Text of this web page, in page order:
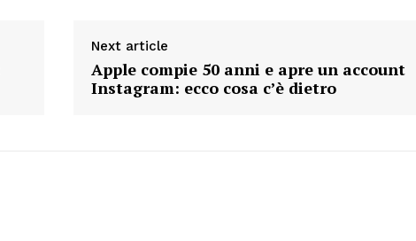
Next article
Apple compie 50 anni e apre un account
Instagram: ecco cosa c’è dietro